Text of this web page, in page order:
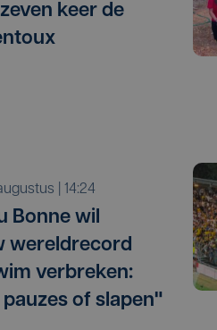
keer de
| 14:24
Bonne wil
wereldrecord
verbreken:
of slapen"